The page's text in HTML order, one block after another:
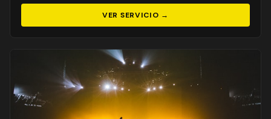
VER SERVICIO →